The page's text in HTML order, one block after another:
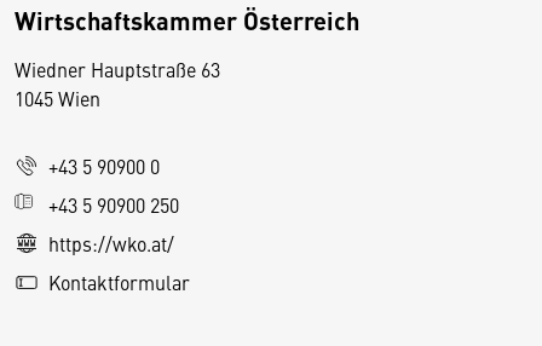
Wirtschaftskammer Österreich
Wiedner Hauptstraße 63
1045 Wien
+43 5 90900 0
+43 5 90900 250
https://wko.at/
Kontaktformular
D
s
e
S
e